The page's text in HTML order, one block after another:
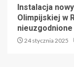
Instalacja
Olimpijskiej w
24 stycznia 2025